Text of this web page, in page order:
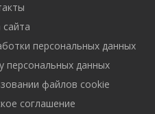
сайта
персональных данных
персональных данных
файлов cookie
соглашение